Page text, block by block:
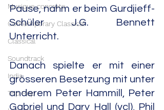
Musique concrète
Contemporary Classical
Classical
Soundtrack
India
Trip Hop
Pause, nahm er beim Gurdjieff-
Schüler J.G. Bennett
Unterricht.
Danach spielte er mit einer
grösseren Besetzung mit unter
anderem Peter Hammill, Peter
Gabriel und Dary Hall (vcl), Phil